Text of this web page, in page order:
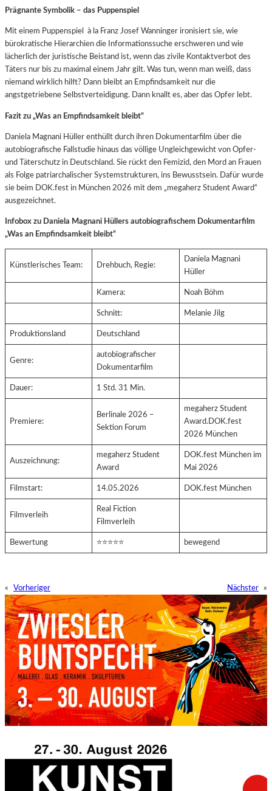
Prägnante Symbolik – das Puppenspiel
Mit einem Puppenspiel à la Franz Josef Wanninger ironisiert sie, wie
bürokratische Hierarchien die Informationssuche erschweren und wie
lächerlich der juristische Beistand ist, wenn das zivile Kontaktverbot des
Täters nur bis zu maximal einem Jahr gilt. Was tun, wenn man weiß, dass
niemand wirklich hilft? Dann bleibt an Empfindsamkeit nur die
angstgetriebene Selbstverteidigung. Dann knallt es, aber das Opfer lebt.
Fazit zu „Was an Empfindsamkeit bleibt“
Daniela Magnani Hüller enthüllt durch ihren Dokumentarfilm über die
autobiografische Fallstudie hinaus das völlige Ungleichgewicht von Opfer-
und Täterschutz in Deutschland. Sie rückt den Femizid, den Mord an Frauen
als Folge patriarchalischer Systemstrukturen, ins Bewusstsein. Dafür wurde
sie beim DOK.fest in München 2026 mit dem „megaherz Student Award“
ausgezeichnet.
Infobox zu Daniela Magnani Hüllers autobiografischem Dokumentarfilm
„Was an Empfindsamkeit bleibt“
Künstlerisches Team: Drehbuch, Regie:
Daniela Magnani
Hüller
Kamera: Noah Böhm
Schnitt: Melanie Jilg
Produktionsland Deutschland
Genre:
autobiografischer
Dokumentarfilm
Dauer: 1 Std. 31 Min.
Premiere:
Berlinale 2026 –
Sektion Forum
megaherz Student
Award.DOK.fest
2026 München
Auszeichnung:
megaherz Student
Award
DOK.fest München im
Mai 2026
Filmstart: 14.05.2026 DOK.fest München
Filmverleih
Real Fiction
Filmverleih
Bewertung ⭐⭐⭐⭐⭐ bewegend
« Vorheriger Nächster »